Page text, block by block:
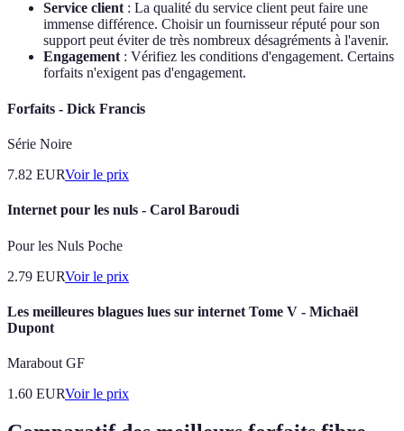
Service client: La qualité du service client peut faire une
immense différence. Choisir un fournisseur réputé pour son
support peut éviter de très nombreux désagréments à l'avenir.
Engagement: Vérifiez les conditions d'engagement. Certains
forfaits n'exigent pas d'engagement.
Forfaits - Dick Francis
Série Noire
7.82 EURVoir le prix
Internet pour les nuls - Carol Baroudi
Pour les Nuls Poche
2.79 EURVoir le prix
Les meilleures blagues lues sur internet Tome V - Michaël
Dupont
Marabout GF
1.60 EURVoir le prix